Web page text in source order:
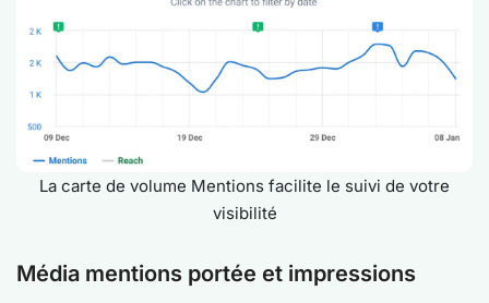
La carte de volume Mentions facilite le suivi de votre
visibilité
Média mentions portée et impressions